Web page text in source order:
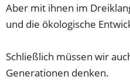
Aber mit ihnen im
und die ökologische
Schließlich müssen wir
Generationen denken.